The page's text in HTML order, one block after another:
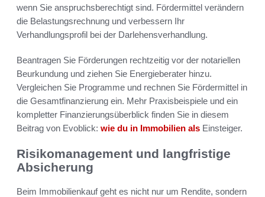
wenn Sie anspruchsberechtigt sind. Fördermittel verändern
die Belastungsrechnung und verbessern Ihr
Verhandlungsprofil bei der Darlehensverhandlung.
Beantragen Sie Förderungen rechtzeitig vor der notariellen
Beurkundung und ziehen Sie Energieberater hinzu.
Vergleichen Sie Programme und rechnen Sie Fördermittel in
die Gesamtfinanzierung ein. Mehr Praxisbeispiele und ein
kompletter Finanzierungsüberblick finden Sie in diesem
Beitrag von Evoblick: wie du in Immobilien als Einsteiger.
Risikomanagement und langfristige
Absicherung
Beim Immobilienkauf geht es nicht nur um Rendite, sondern